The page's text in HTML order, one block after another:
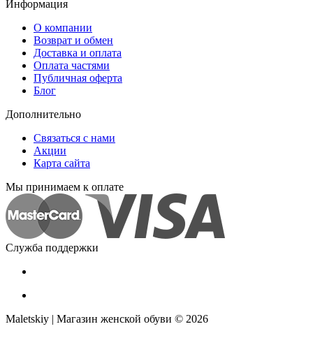
Информация
О компании
Возврат и обмен
Доставка и оплата
Оплата частями
Публичная оферта
Блог
Дополнительно
Связаться с нами
Акции
Карта сайта
Мы принимаем к оплате
Служба поддержки
Maletskiy | Магазин женской обуви © 2026